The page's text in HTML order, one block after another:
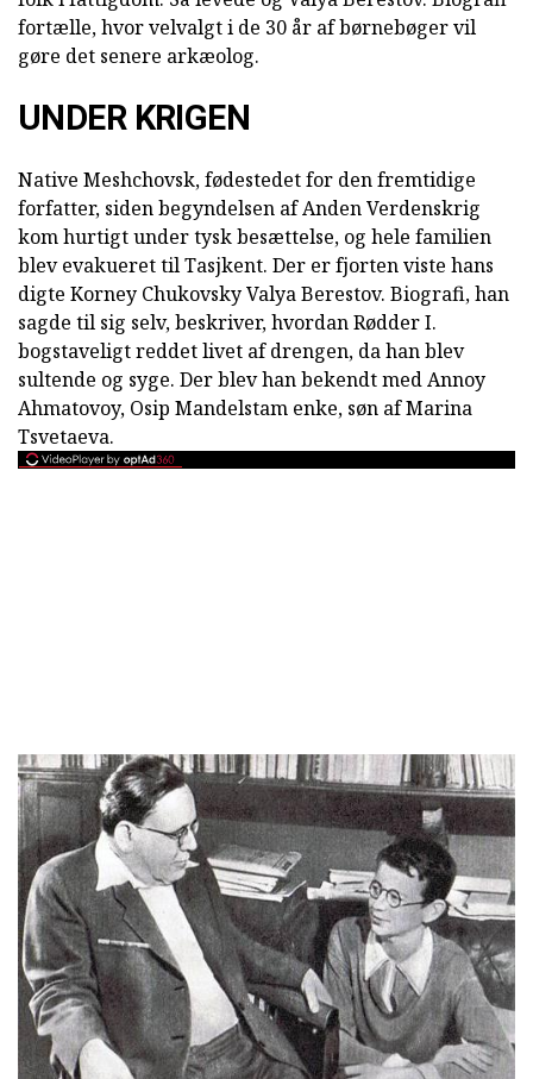
fortælle, hvor velvalgt i de 30 år af børnebøger vil
gøre det senere arkæolog.
UNDER KRIGEN
Native Meshchovsk, fødestedet for den fremtidige
forfatter, siden begyndelsen af Anden Verdenskrig
kom hurtigt under tysk besættelse, og hele familien
blev evakueret til Tasjkent. Der er fjorten viste hans
digte Korney Chukovsky Valya Berestov. Biografi, han
sagde til sig selv, beskriver, hvordan Rødder I.
bogstaveligt reddet livet af drengen, da han blev
sultende og syge. Der blev han bekendt med Annoy
Ahmatovoy, Osip Mandelstam enke, søn af Marina
Tsvetaeva.